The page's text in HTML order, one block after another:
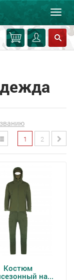
1 2
Костюм
на...